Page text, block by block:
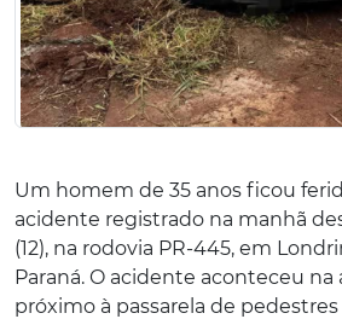
Um homem de 35 anos ficou
acidente registrado na manhã
(12), na rodovia PR-445, em
Paraná. O acidente aconteceu na
próximo à passarela de